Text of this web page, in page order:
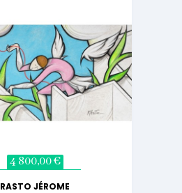
4 800,00 €
RASTO JÉROME